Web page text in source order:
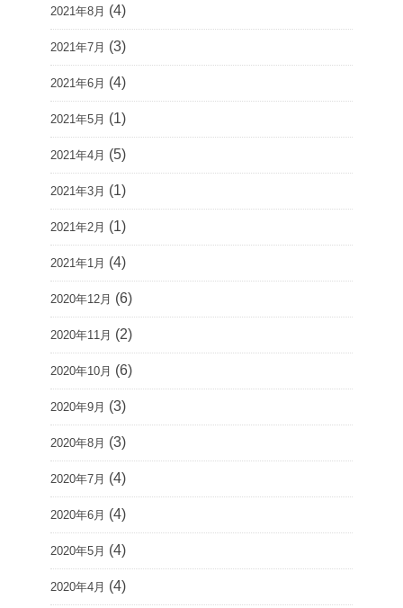
2021年8月 (4)
2021年7月 (3)
2021年6月 (4)
2021年5月 (1)
2021年4月 (5)
2021年3月 (1)
2021年2月 (1)
2021年1月 (4)
2020年12月 (6)
2020年11月 (2)
2020年10月 (6)
2020年9月 (3)
2020年8月 (3)
2020年7月 (4)
2020年6月 (4)
2020年5月 (4)
2020年4月 (4)